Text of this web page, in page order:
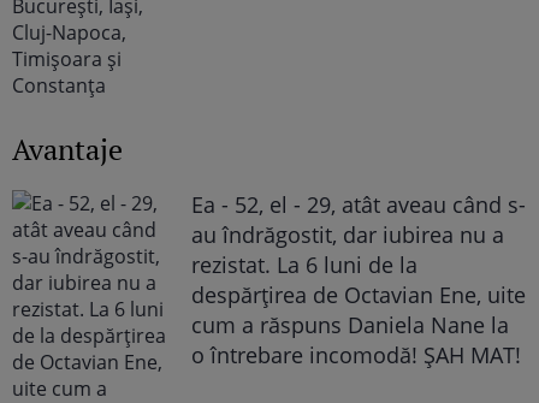
Avantaje
Ea - 52, el - 29, atât aveau când s-
au îndrăgostit, dar iubirea nu a
rezistat. La 6 luni de la
despărțirea de Octavian Ene, uite
cum a răspuns Daniela Nane la
o întrebare incomodă! ȘAH MAT!